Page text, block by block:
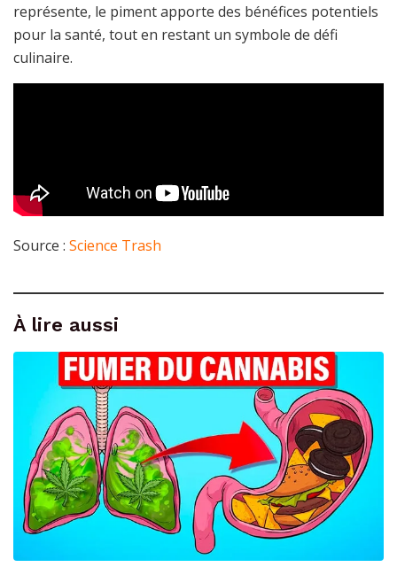
représente, le piment apporte des bénéfices potentiels
pour la santé, tout en restant un symbole de défi
culinaire.
Source : Science Trash
À lire aussi